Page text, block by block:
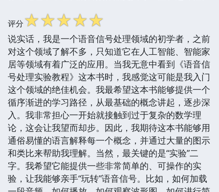
评分☆☆☆☆☆
说实话，我是一个语音信号处理领域的初学者，之前
对这个领域了解不多，只知道它在人工智能、智能家
居等领域有着广泛的应用。当我无意中看到《语音信
号处理实验教程》这本书时，我感觉这可能是我入门
这个领域的绝佳机会。我最希望这本书能够提供一个
循序渐进的学习路径，从最基础的概念讲起，逐步深
入。我非常担心一开始就接触到过于复杂的数学理
论，这会让我望而却步。因此，我期待这本书能够用
通俗易懂的语言解释每一个概念，并通过大量的图示
和类比来帮助我理解。当然，最关键的是“实验”二
字。我希望它能提供一些非常简单的、可操作的实
验，让我能够亲手“玩转”语音信号。比如，如何加载